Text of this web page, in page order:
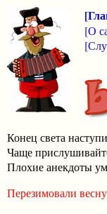
[О
Конец света
Чаще
Плохие анекдоты
Перезимовали